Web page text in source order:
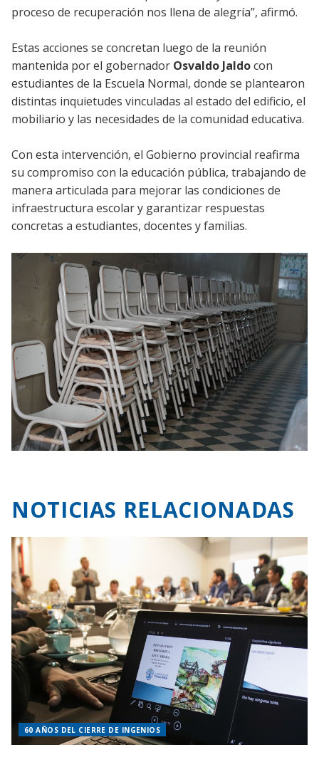
proceso de recuperación nos llena de alegría”, afirmó.
Estas acciones se concretan luego de la reunión
mantenida por el gobernador Osvaldo Jaldocon
estudiantes de la Escuela Normal, donde se plantearon
distintas inquietudes vinculadas al estado del edificio, el
mobiliario y las necesidades de la comunidad educativa.
Con esta intervención, el Gobierno provincial reafirma
su compromiso con la educación pública, trabajando de
manera articulada para mejorar las condiciones de
infraestructura escolar y garantizar respuestas
concretas a estudiantes, docentes y familias.
NOTICIAS RELACIONADAS
60 AÑOS DEL CIERRE DE INGENIOS